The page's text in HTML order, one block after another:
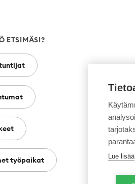
ETSIMÄSI?
työpaikat Lue lisää